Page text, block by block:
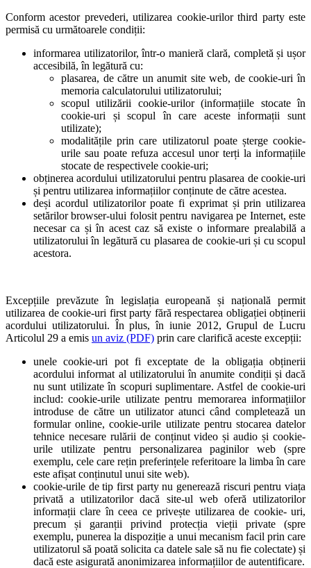
Conform acestor prevederi, utilizarea cookie-urilor third party este
permisă cu următoarele condiții:
informarea utilizatorilor, într-o manieră clară, completă și ușor
accesibilă, în legătură cu:
plasarea, de către un anumit site web, de cookie-uri în
memoria calculatorului utilizatorului;
scopul utilizării cookie-urilor (informațiile stocate în
cookie-uri și scopul în care aceste informații sunt
utilizate);
modalitățile prin care utilizatorul poate șterge cookie-
urile sau poate refuza accesul unor terți la informațiile
stocate de respectivele cookie-uri;
obținerea acordului utilizatorului pentru plasarea de cookie-uri
și pentru utilizarea informațiilor conținute de către acestea.
deși acordul utilizatorilor poate fi exprimat și prin utilizarea
setărilor browser-ului folosit pentru navigarea pe Internet, este
necesar ca și în acest caz să existe o informare prealabilă a
utilizatorului în legătură cu plasarea de cookie-uri și cu scopul
acestora.
Excepțiile prevăzute în legislația europeană și națională permit
utilizarea de cookie-uri first party fără respectarea obligației obținerii
acordului utilizatorului. În plus, în iunie 2012, Grupul de Lucru
Articolul 29 a emis un aviz (PDF) prin care clarifică aceste excepții:
unele cookie-uri pot fi exceptate de la obligația obținerii
acordului informat al utilizatorului în anumite condiții și dacă
nu sunt utilizate în scopuri suplimentare. Astfel de cookie-uri
includ: cookie-urile utilizate pentru memorarea informațiilor
introduse de către un utilizator atunci când completează un
formular online, cookie-urile utilizate pentru stocarea datelor
tehnice necesare rulării de conținut video și audio și cookie-
urile utilizate pentru personalizarea paginilor web (spre
exemplu, cele care rețin preferințele referitoare la limba în care
este afișat conținutul unui site web).
cookie-urile de tip first party nu generează riscuri pentru viața
privată a utilizatorilor dacă site-ul web oferă utilizatorilor
informații clare în ceea ce privește utilizarea de cookie- uri,
precum și garanții privind protecția vieții private (spre
exemplu, punerea la dispoziție a unui mecanism facil prin care
utilizatorul să poată solicita ca datele sale să nu fie colectate) și
dacă este asigurată anonimizarea informațiilor de autentificare.